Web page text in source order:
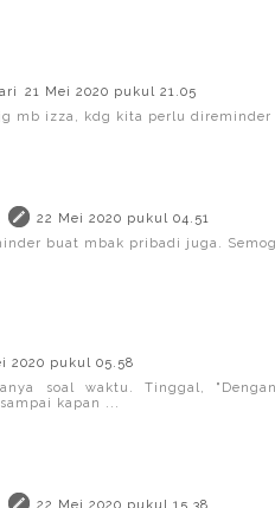
21 Mei 2020 pukul 21.05
mb izza, kdg kita perlu direminder
22 Mei 2020 pukul 04.51
buat mbak pribadi juga.
2020 pukul 05.58
soal waktu. Tinggal,
kapan ...